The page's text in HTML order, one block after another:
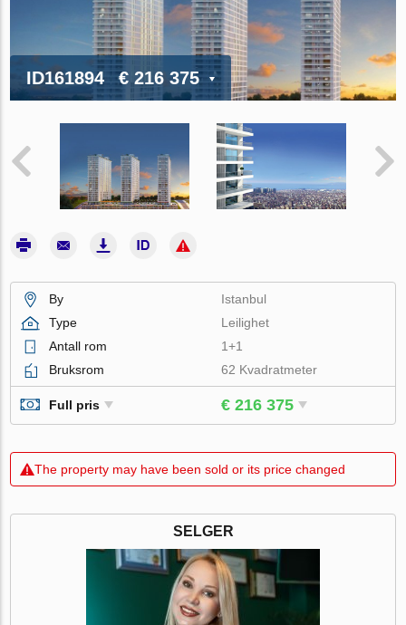
ID161894 € 216 375
By
Istanbul
Type
Leilighet
Antall rom
1+1
Bruksrom
62 Kvadratmeter
Full pris € 216 375
The property may have been sold or its price changed
SELGER